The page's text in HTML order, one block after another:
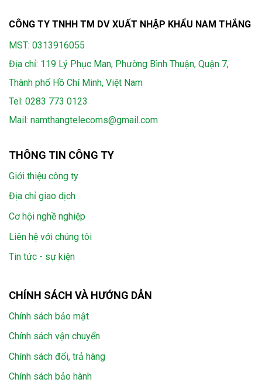
CÔNG TY TNHH TM DV XUẤT NHẬP KHẨU NAM THẮNG
MST: 0313916055
Địa chỉ: 119 Lý Phục Man, Phường Bình Thuận, Quận 7,
Thành phố Hồ Chí Minh, Việt Nam
Tel: 0283 773 0123
Mail: namthangtelecoms@gmail.com
THÔNG TIN CÔNG TY
Giới thiệu công ty
Địa chỉ giao dịch
Cơ hội nghề nghiệp
Liên hệ với chúng tôi
Tin tức - sự kiện
CHÍNH SÁCH VÀ HƯỚNG DẪN
Chính sách bảo mật
Chính sách vận chuyển
Chính sách đổi, trả hàng
Chính sách bảo hành